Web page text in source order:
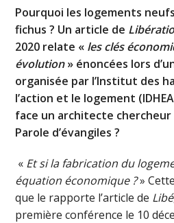
Pourquoi les logements
fichus ? Un article de
2020 relate « les clés
évolution» énoncées lors
organisée par l’Institut des
l’action et le logement
face un architecte
Parole d’évangiles ?
« Et si la fabrication du
équation économique ?»
que le rapporte l’article de Libé
première conférence le 10